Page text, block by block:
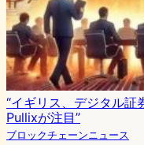
“イギリス、デジタル証
Pullixが注目”
ブロックチェーンニュース